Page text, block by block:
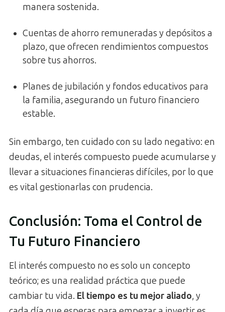
manera sostenida.
Cuentas de ahorro remuneradas y depósitos a
plazo, que ofrecen rendimientos compuestos
sobre tus ahorros.
Planes de jubilación y fondos educativos para
la familia, asegurando un futuro financiero
estable.
Sin embargo, ten cuidado con su lado negativo: en
deudas, el interés compuesto puede acumularse y
llevar a situaciones financieras difíciles, por lo que
es vital gestionarlas con prudencia.
Conclusión: Toma el Control de
Tu Futuro Financiero
El interés compuesto no es solo un concepto
teórico; es una realidad práctica que puede
cambiar tu vida. El tiempo es tu mejor aliado, y